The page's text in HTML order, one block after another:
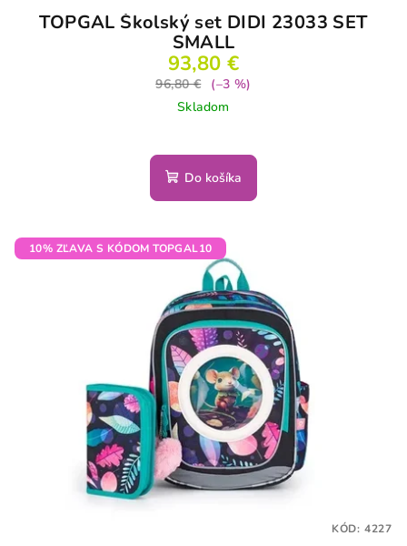
TOPGAL Školský set DIDI 23033 SET
SMALL
93,80 €
96,80 €
(–3 %)
Skladom
Do košíka
10% ZĽAVA S KÓDOM TOPGAL10
KÓD: 4227